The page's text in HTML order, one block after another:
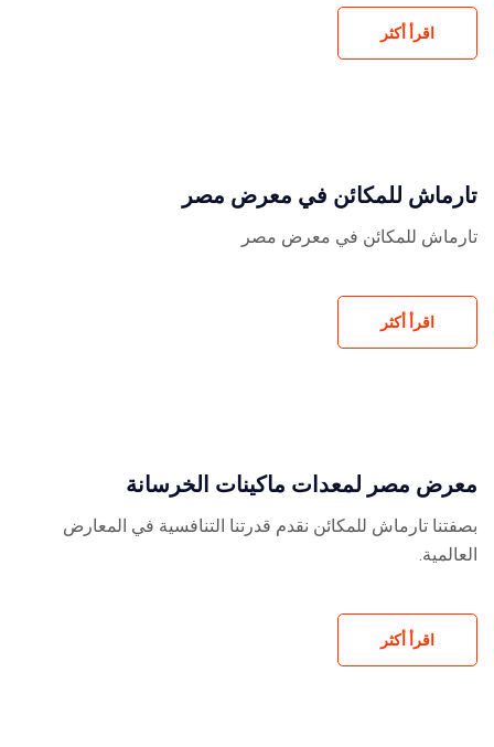
اقرأ أكثر
تارماش للمكائن في معرض مصر
تارماش للمكائن في معرض مصر
اقرأ أكثر
معرض مصر لمعدات ماكينات الخرسانة
بصفتنا تارماش للمكائن نقدم قدرتنا التنافسية في المعارض
العالمية.
اقرأ أكثر